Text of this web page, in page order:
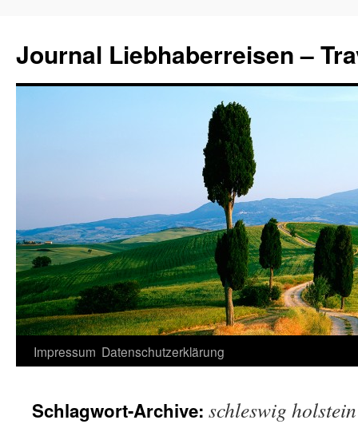
Journal Liebhaberreisen –
Zum
springen
Impressum Datenschutzerklärung
Schlagwort-Archive: schleswig